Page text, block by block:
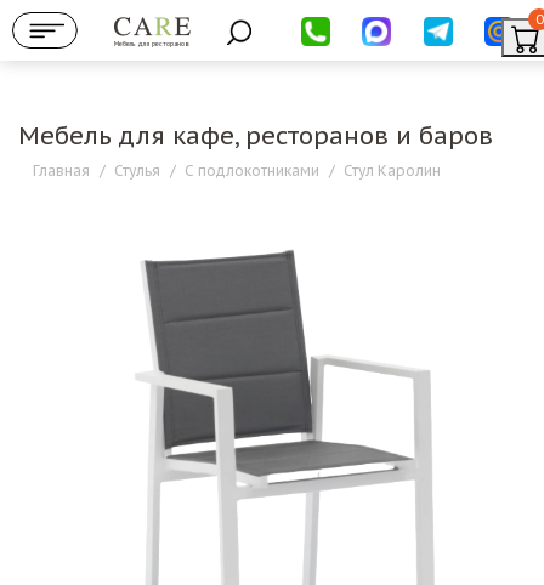
Мебель для ресторанов
0
Мебель для кафе, ресторанов и баров
Главная / Стулья / С подлокотниками / Стул Каролин